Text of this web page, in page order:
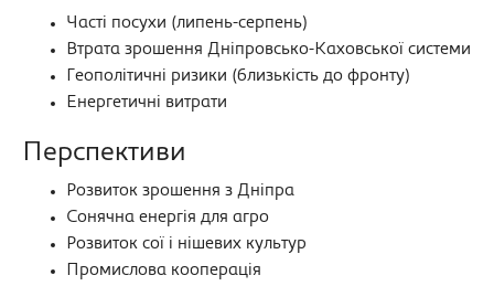
Часті посухи (липень-серпень)
Втрата зрошення Дніпровсько-Каховської системи
Геополітичні ризики (близькість до фронту)
Енергетичні витрати
Перспективи
Розвиток зрошення з Дніпра
Сонячна енергія для агро
Розвиток сої і нішевих культур
Промислова кооперація